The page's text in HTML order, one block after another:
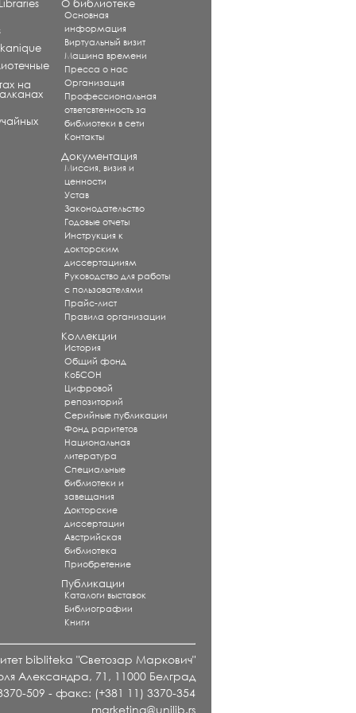
на
О библиотеке
Основная
информация
Виртуальный визит
Машина времени
Пресса о нас
Организация
Профессиональная
ответсвтенность за
библиотеки в сети
Контакты
Документация
Миссия, визия и
ценности
Устав
Законодательство
Годовые отчеты
Инструкция к
докторским
диссертацииям
Руководство для работы
с пользователями
Прайс-лист
Правила организации
Коллекции
История
Общий фонд
КоБСОН
Цифровой
репозиторий
Серийные публикации
Фонд раритетов
Национальная
литература
Специальные
библиотеки и
завещания
Докторские
диссертации
Австрийская
библиотека
Приобретение
Публикации
Каталоги выставок
Библиографии
Книги
bibliteka "Светозар Маркович"
Александра, 71, 11000 Белград
509 - факс: (+381 11) 3370-354
marketing@unilib.rs